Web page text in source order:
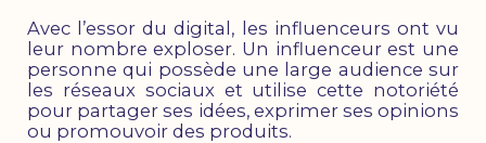
Avec l’essor du digital, les influenceurs ont vu
leur nombre exploser. Un influenceur est une
personne qui possède une large audience sur
les réseaux sociaux et utilise cette notoriété
pour partager ses idées, exprimer ses opinions
ou promouvoir des produits.